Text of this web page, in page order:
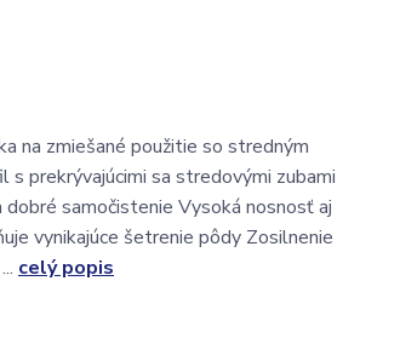
na zmiešané použitie so stredným
s prekrývajúcimi sa stredovými zubami
samočistenie Vysoká nosnosť aj
vynikajúce šetrenie pôdy Zosilnenie
celý popis